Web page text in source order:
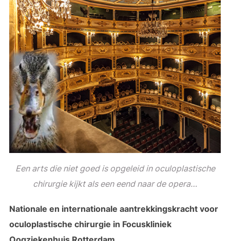
Een arts die niet goed is opgeleid in oculoplastische
chirurgie kijkt als een eend naar de opera…
Nationale en internationale aantrekkingskracht voor
oculoplastische chirurgie in Focuskliniek